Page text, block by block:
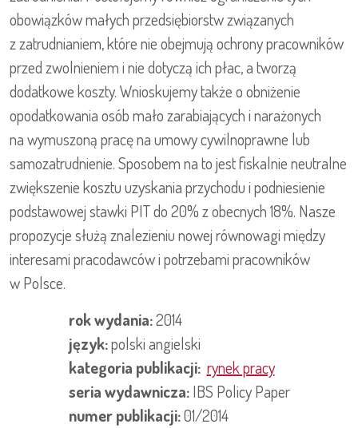
obowiązków małych przedsiębiorstw związanych
z zatrudnianiem, które nie obejmują ochrony pracowników
przed zwolnieniem i nie dotyczą ich płac, a tworzą
dodatkowe koszty. Wnioskujemy także o obniżenie
opodatkowania osób mało zarabiających i narażonych
na wymuszoną pracę na umowy cywilnoprawne lub
samozatrudnienie. Sposobem na to jest fiskalnie neutralne
zwiększenie kosztu uzyskania przychodu i podniesienie
podstawowej stawki PIT do 20% z obecnych 18%. Nasze
propozycje służą znalezieniu nowej równowagi między
interesami pracodawców i potrzebami pracowników
w Polsce.
rok wydania:2014
język:polskiangielski
kategoria publikacji: rynek pracy
seria wydawnicza: IBS Policy Paper
numer publikacji:01/2014